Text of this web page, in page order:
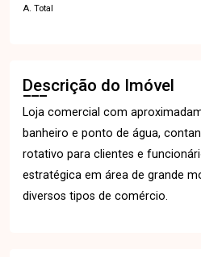
A. Total
Descrição do Imóvel
Loja comercial com
banheiro e ponto de água,
rotativo para clientes e
estratégica em área de grande
diversos tipos de comércio.